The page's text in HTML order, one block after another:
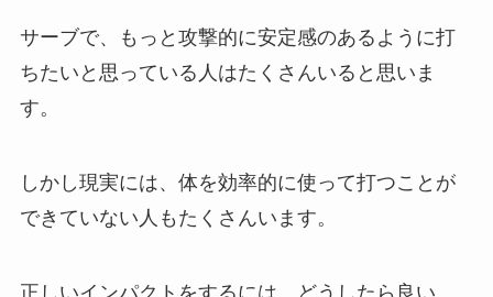
サーブで、もっと攻撃的に安定感のあるように打
ちたいと思っている人はたくさんいると思いま
す。
しかし現実には、体を効率的に使って打つことが
できていない人もたくさんいます。